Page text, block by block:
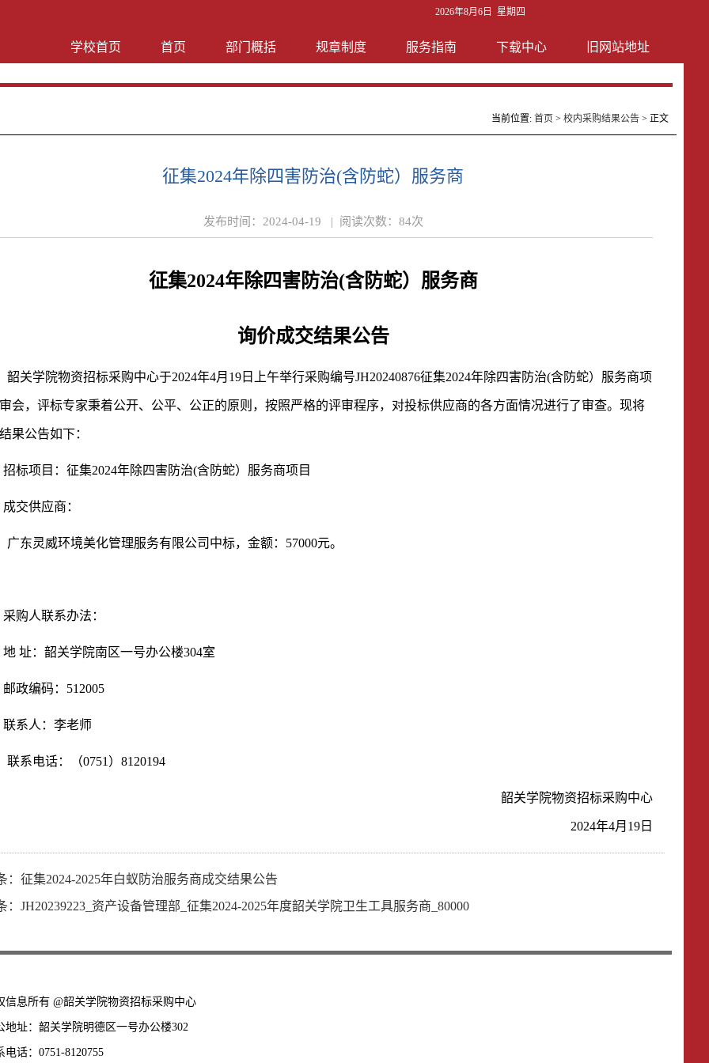
2026年8月6日 星期四
学校首页 首页 部门概括 规章制度 服务指南 下载中心 旧网站地址
当前位置: 首页 > 校内采购结果公告> 正文
征集2024年除四害防治(含防蛇）服务商
发布时间： 2024-04-19 | 阅读次数： 84次
征集2024年除四害防治(含防蛇）服务商
询价成交结果公告
韶关学院物资招标采购中心于2024年4月 19 日 上午举行采购编号JH20240876征集2024年除四害防治(含防蛇）服务商项
会，评标专家秉着公开、公平、公正的原则，按照严格的评审程序，对投标供应商的各方面情况进行了审查。现将
果公告如下：
招标项目：征集2024年除四害防治(含防蛇）服务商项目
成交供应商：
广东灵威环境美化管理服务有限公司中标，金额： 57000元。
采购人联系办法：
地 址：韶关学院南区一号办公楼304室
邮政编码： 512005
联系人： 李老师
联系电话：（0751）8120194
韶关学院物资招标采购中心
2024年4月 19日
： 征集2024-2025年白蚁防治服务商成交结果公告
： JH20239223_资产设备管理部_征集2024-2025年度韶关学院卫生工具服务商_80000
信息所有 @韶关学院物资招标采购中心
地址：韶关学院明德区一号办公楼302
电话：0751-8120755